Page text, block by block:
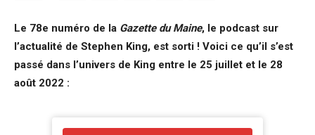
Le 78e numéro de la Gazette du Maine, le podcast sur
l’actualité de Stephen King, est sorti ! Voici ce qu’il s’est
passé dans l’univers de King entre le 25 juillet et le 28
août 2022 :